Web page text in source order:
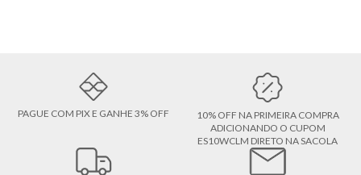
PAGUE COM PIX E GANHE 3% OFF
10% OFF NA PRIMEIRA COMPRA
ADICIONANDO O CUPOM
ES10WCLM DIRETO NA SACOLA